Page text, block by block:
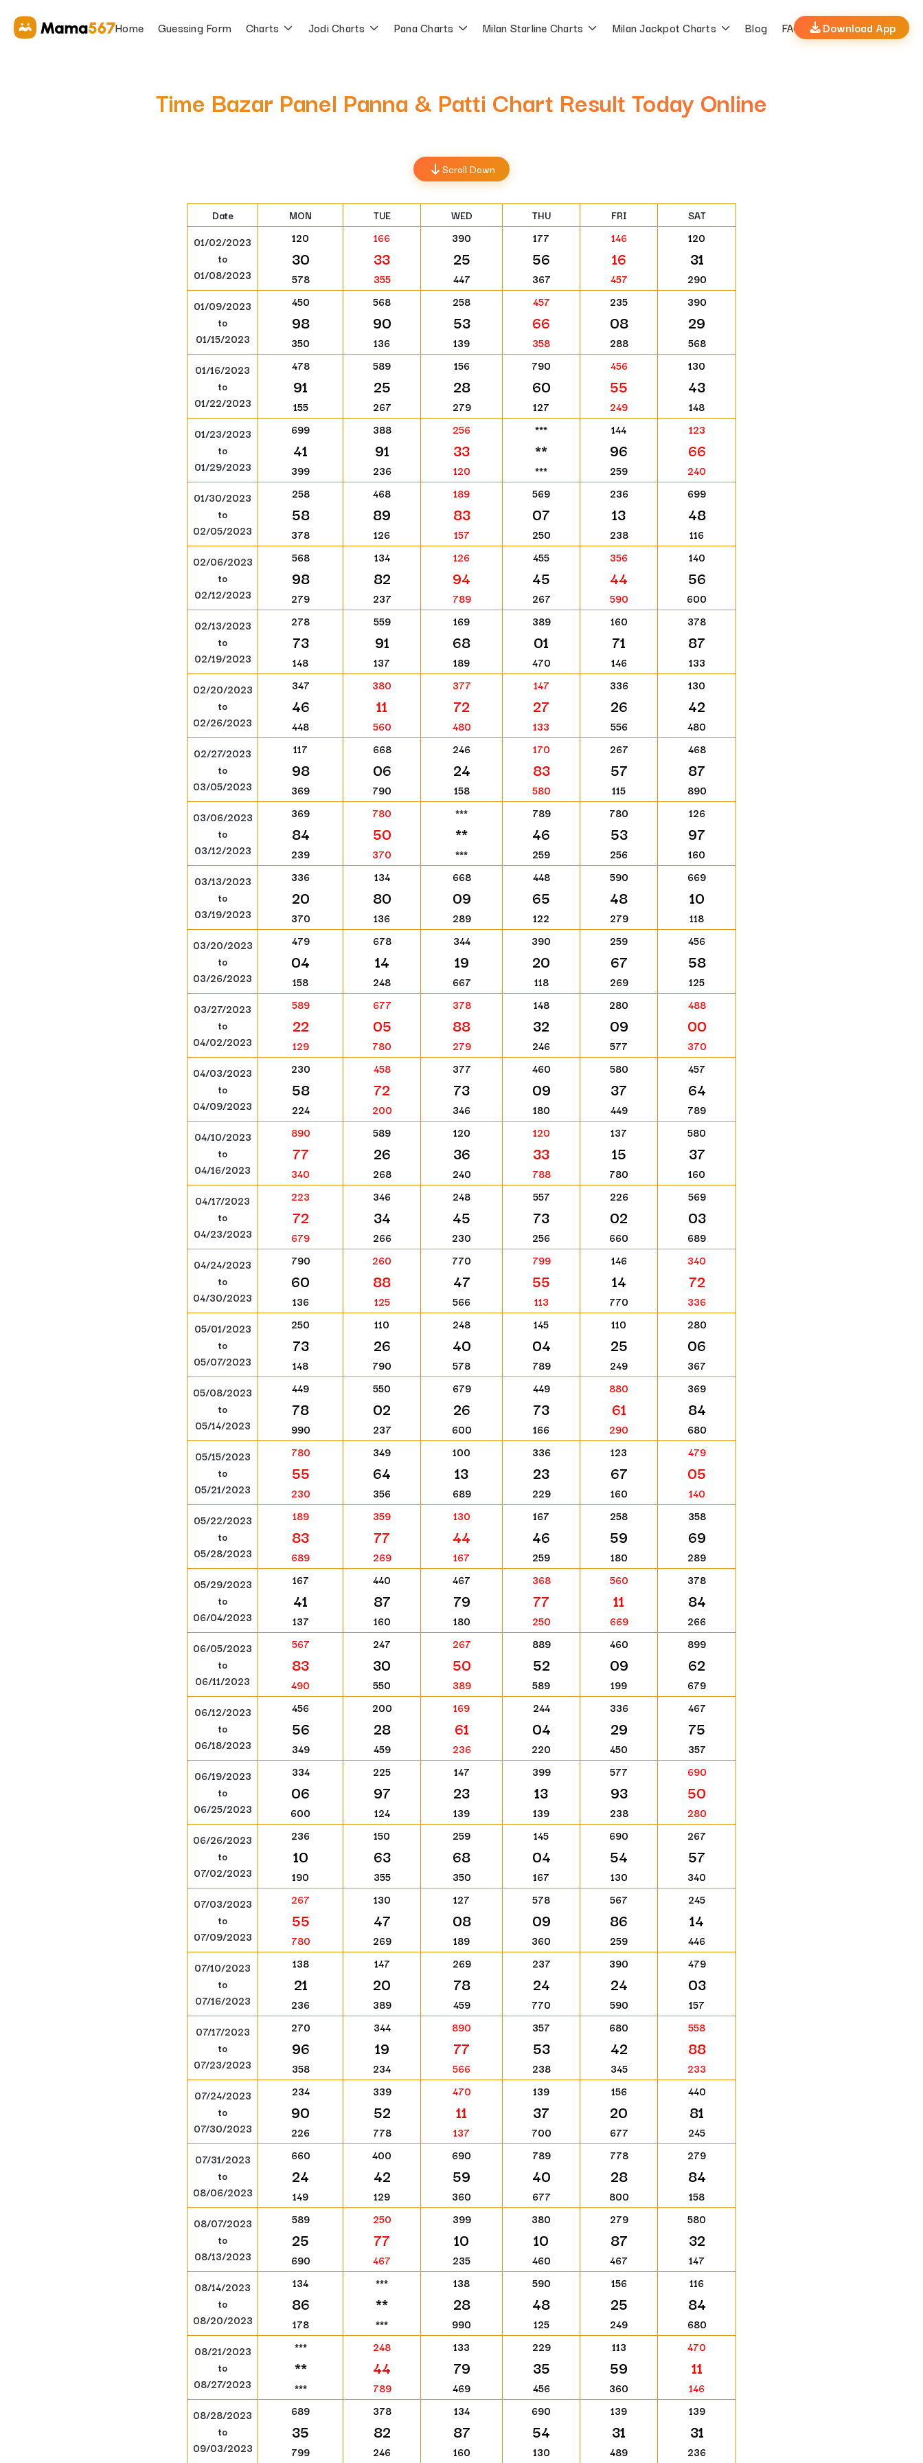
Home Guessing Form Charts Jodi Charts Pana Charts Milan Starline Charts Milan Jackpot Charts Blog FAQs Download App
Time Bazar Panel Panna & Patti Chart Result Today Online
Scroll Down
Date MON TUE WED THU FRI
SAT
01/02/2023
to
01/08/2023
120
30
578
166
33
355
390
25
447
177
56
367
146
16
457
120
31
290
01/09/2023
to
01/15/2023
450
98
350
568
90
136
258
53
139
457
66
358
235
08
288
390
29
568
01/16/2023
to
01/22/2023
478
91
155
589
25
267
156
28
279
790
60
127
456
55
249
130
43
148
01/23/2023
to
01/29/2023
699
41
399
388
91
236
256
33
120
***
**
***
144
96
259
123
66
240
01/30/2023
to
02/05/2023
258
58
378
468
89
126
189
83
157
569
07
250
236
13
238
699
48
116
02/06/2023
to
02/12/2023
568
98
279
134
82
237
126
94
789
455
45
267
356
44
590
140
56
600
02/13/2023
to
02/19/2023
278
73
148
559
91
137
169
68
189
389
01
470
160
71
146
378
87
133
02/20/2023
to
02/26/2023
347
46
448
380
11
560
377
72
480
147
27
133
336
26
556
130
42
480
02/27/2023
to
03/05/2023
117
98
369
668
06
790
246
24
158
170
83
580
267
57
115
468
87
890
03/06/2023
to
03/12/2023
369
84
239
780
50
370
***
**
***
789
46
259
780
53
256
126
97
160
03/13/2023
to
03/19/2023
336
20
370
134
80
136
668
09
289
448
65
122
590
48
279
669
10
118
03/20/2023
to
03/26/2023
479
04
158
678
14
248
344
19
667
390
20
118
259
67
269
456
58
125
03/27/2023
to
04/02/2023
589
22
129
677
05
780
378
88
279
148
32
246
280
09
577
488
00
370
04/03/2023
to
04/09/2023
230
58
224
458
72
200
377
73
346
460
09
180
580
37
449
457
64
789
04/10/2023
to
04/16/2023
890
77
340
589
26
268
120
36
240
120
33
788
137
15
780
580
37
160
04/17/2023
to
04/23/2023
223
72
679
346
34
266
248
45
230
557
73
256
226
02
660
569
03
689
04/24/2023
to
04/30/2023
790
60
136
260
88
125
770
47
566
799
55
113
146
14
770
340
72
336
05/01/2023
to
05/07/2023
250
73
148
110
26
790
248
40
578
145
04
789
110
25
249
280
06
367
05/08/2023
to
05/14/2023
449
78
990
550
02
237
679
26
600
449
73
166
880
61
290
369
84
680
05/15/2023
to
05/21/2023
780
55
230
349
64
356
100
13
689
336
23
229
123
67
160
479
05
140
05/22/2023
to
05/28/2023
189
83
689
359
77
269
130
44
167
167
46
259
258
59
180
358
69
289
05/29/2023
to
06/04/2023
167
41
137
440
87
160
467
79
180
368
77
250
560
11
669
378
84
266
06/05/2023
to
06/11/2023
567
83
490
247
30
550
267
50
389
889
52
589
460
09
199
899
62
679
06/12/2023
to
06/18/2023
456
56
349
200
28
459
169
61
236
244
04
220
336
29
450
467
75
357
06/19/2023
to
06/25/2023
334
06
600
225
97
124
147
23
139
399
13
139
577
93
238
690
50
280
06/26/2023
to
07/02/2023
236
10
190
150
63
355
259
68
350
145
04
167
690
54
130
267
57
340
07/03/2023
to
07/09/2023
267
55
780
130
47
269
127
08
189
578
09
360
567
86
259
245
14
446
07/10/2023
to
07/16/2023
138
21
236
147
20
389
269
78
459
237
24
770
390
24
590
479
03
157
07/17/2023
to
07/23/2023
270
96
358
344
19
234
890
77
566
357
53
238
680
42
345
558
88
233
07/24/2023
to
07/30/2023
234
90
226
339
52
778
470
11
137
139
37
700
156
20
677
440
81
245
07/31/2023
to
08/06/2023
660
24
149
400
42
129
690
59
360
789
40
677
778
28
800
279
84
158
08/07/2023
to
08/13/2023
589
25
690
250
77
467
399
10
235
380
10
460
279
87
467
580
32
147
08/14/2023
to
08/20/2023
134
86
178
***
**
***
138
28
990
590
48
125
156
25
249
116
84
680
08/21/2023
to
08/27/2023
***
**
***
248
44
789
133
79
469
229
35
456
113
59
360
470
11
146
08/28/2023
to
09/03/2023
689
35
799
378
82
246
134
87
160
690
54
130
139
31
489
139
31
236